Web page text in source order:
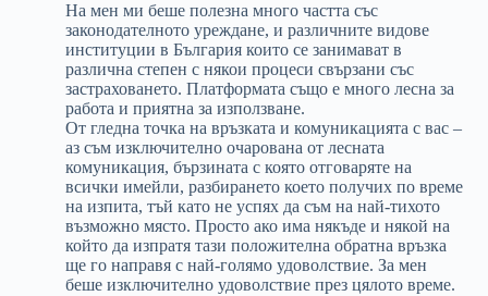
На мен ми беше полезна много частта със
законодателното уреждане, и различните видове
институции в България които се занимават в
различна степен с някои процеси свързани със
застраховането. Платформата също е много лесна за
работа и приятна за използване.
От гледна точка на връзката и комуникацията с вас –
аз съм изключително очарована от лесната
комуникация, бързината с която отговаряте на
всички имейли, разбирането което получих по време
на изпита, тъй като не успях да съм на най-тихото
възможно място. Просто ако има някъде и някой на
който да изпратя тази положителна обратна връзка
ще го направя с най-голямо удоволствие. За мен
беше изключително удоволствие през цялото време.